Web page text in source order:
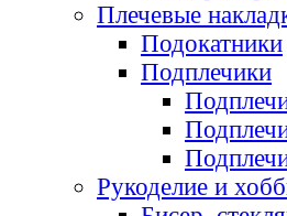
Плечевые
Подокатники
Подплечики
Рукоделие и